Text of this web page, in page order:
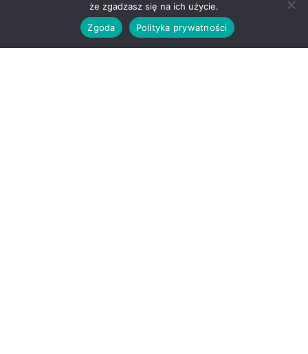
dzieciom pamiątkowe dyplomiki, dziękując im w ten
sposób za aktywne i pełne zapału uczestnictwo w
zajęciach religii w minionym roku szkolnym.
że zgadzasz się na ich użycie.
Zgoda
Polityka prywatności